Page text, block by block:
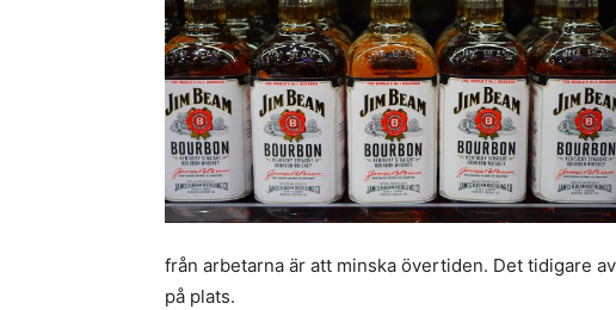
från arbetarna är att minska övertiden. Det tidigare
på plats.